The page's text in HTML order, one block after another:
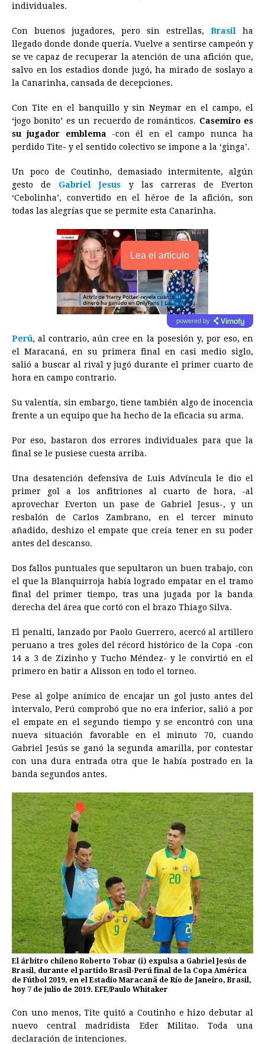
k
e
p
s
n
k
individuales.
Con buenos jugadores, pero sin estrellas, Brasil ha
llegado donde donde quería. Vuelve a sentirse campeón y
se ve capaz de recuperar la atención de una afición que,
salvo en los estadios donde jugó, ha mirado de soslayo a
la Canarinha, cansada de decepciones.
Con Tite en el banquillo y sin Neymar en el campo, el
‘jogo bonito’ es un recuerdo de románticos. Casemiro es
su jugador emblema -con él en el campo nunca ha
perdido Tite- y el sentido colectivo se impone a la ‘ginga’.
Un poco de Coutinho, demasiado intermitente, algún
gesto de Gabriel Jesus y las carreras de Everton
‘Cebolinha’, convertido en el héroe de la afición, son
todas las alegrías que se permite esta Canarinha.
Lea el artículo
powered by
Perú, al contrario, aún cree en la posesión y, por eso, en
el Maracaná, en su primera final en casi medio siglo,
salió a buscar al rival y jugó durante el primer cuarto de
hora en campo contrario.
Su valentía, sin embargo, tiene también algo de inocencia
frente a un equipo que ha hecho de la eficacia su arma.
Por eso, bastaron dos errores individuales para que la
final se le pusiese cuesta arriba.
Una desatención defensiva de Luis Advíncula le dio el
primer gol a los anfitriones al cuarto de hora, -al
aprovechar Everton un pase de Gabriel Jesus-, y un
resbalón de Carlos Zambrano, en el tercer minuto
añadido, deshizo el empate que creía tener en su poder
antes del descanso.
Dos fallos puntuales que sepultaron un buen trabajo, con
el que la Blanquirroja había logrado empatar en el tramo
final del primer tiempo, tras una jugada por la banda
derecha del área que cortó con el brazo Thiago Silva.
El penalti, lanzado por Paolo Guerrero, acercó al artillero
peruano a tres goles del récord histórico de la Copa -con
14 a 3 de Zizinho y Tucho Méndez- y le convirtió en el
primero en batir a Alisson en todo el torneo.
Pese al golpe anímico de encajar un gol justo antes del
intervalo, Perú comprobó que no era inferior, salió a por
el empate en el segundo tiempo y se encontró con una
nueva situación favorable en el minuto 70, cuando
Gabriel Jesús se ganó la segunda amarilla, por contestar
con una dura entrada otra que le había postrado en la
banda segundos antes.
El árbitro chileno Roberto Tobar (i) expulsa a Gabriel Jesús de
Brasil, durante el partido Brasil-Perú final de la Copa América
de Fútbol 2019, en el Estadio Maracanã de Río de Janeiro, Brasil,
hoy 7 de julio de 2019. EFE/Paulo Whitaker
Con uno menos, Tite quitó a Coutinho e hizo debutar al
nuevo central madridista Eder Militao. Toda una
declaración de intenciones.